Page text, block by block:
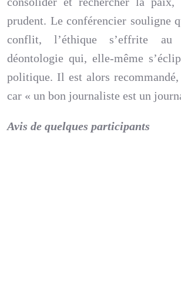
prudent. Le conférencier souligne
conflit, l’éthique s’effrite
déontologie qui, elle-même
politique. Il est alors
car « un bon journaliste est un
Avis de quelques participants